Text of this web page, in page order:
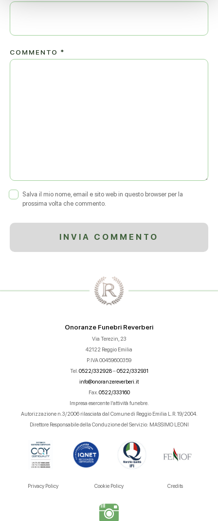
COMMENTO *
Salva il mio nome, email e sito web in questo browser per la
prossima volta che commento.
Onoranze Funebri Reverberi
Via Terezin, 23
42122 Reggio Emilia
P.IVA 00459600359
Tel. 0522/332928–0522/332931
info@onoranzereverberi.it
Fax. 0522/333160
Impresa esercente l’attività funebre.
Autorizzazione n.3/2006 rilasciata dal Comune di Reggio Emilia L.R. 19/2004.
Direttore Responsabile della Conduzione del Servizio: MASSIMO LEONI
Privacy Policy Cookie Policy Credits